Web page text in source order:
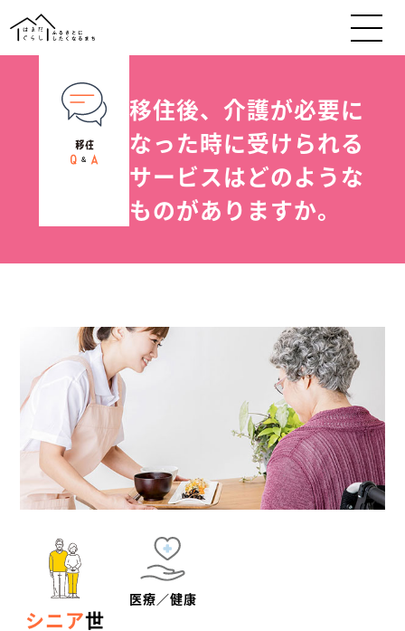
移住後、介護が必要に
なった時に受けられる
サービスはどのような
ものがありますか。
シニア世
医療／健康